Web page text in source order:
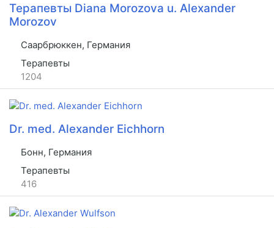
Терапевты Diana Morozova u. Alexander
Morozov
Саарбрюккен, Германия
Терапевты
1204
Dr. med. Alexander Eichhorn
Бонн, Германия
Терапевты
416